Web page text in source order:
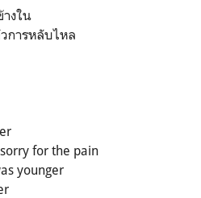
งใน
การหลับไหล
for the pain
younger